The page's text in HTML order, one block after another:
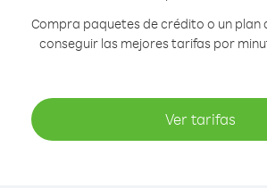
Compra paquetes de crédito o un plan
conseguir las mejores tarifas por
Ver tarifas